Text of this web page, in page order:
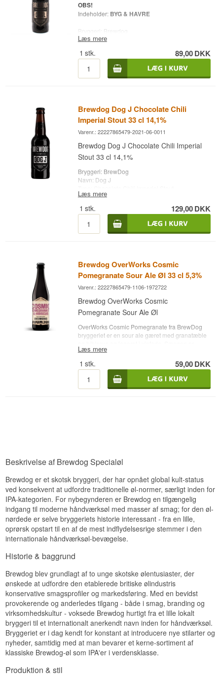
OBS!
Indeholder: BYG & HAVRE
Bryggeri: Brewdog
Navn: Dog L
Alc. styrke: 10,1 %
Andet: Aged in Cognac & Maple Syrup Barrels
Læs mere
1 stk. 89,00DKK
Brewdog Dog J Chocolate Chili
Imperial Stout 33 cl 14,1%
Varenr.: 22227865479-2021-06-0011
Brewdog Dog J Chocolate Chili Imperial
Stout 33 cl 14,1%
Bryggeri: BrewDog
Navn: Dog J
Alc. styrke: 14,1%
33 cl
Køb Brewdog Dog J Chocolate Chili Imperial
Stout 33 cl 14,1%
Læs mere
1 stk. 129,00DKK
Brewdog OverWorks Cosmic
Pomegranate Sour Ale Øl 33 cl 5,3%
Varenr.: 22227865479-1106-1972722
Brewdog OverWorks Cosmic
Pomegranate Sour Ale Øl
OverWorks Cosmic Pomegranate fra BrewDog
bryggeriet er en sour ale gæret med granatæble
delikat og kompleks. Den har noter af frugt og
blomster og en saftig afrundet sur finish.
Bryggeri: BrewDog
Navn: OverWorks Cosmic Pomegranate
Læs mere
1 stk. 59,00DKK
Beskrivelse af Brewdog Specialøl
Brewdog er et skotsk bryggeri, der har opnået global kult-status
ved konsekvent at udfordre traditionelle øl-normer, særligt inden for
IPA-kategorien. For nybegynderen er Brewdog en tilgængelig
indgang til moderne håndværksøl med masser af smag; for den øl-
nørdede er selve bryggeriets historie interessant - fra en lille,
oprørsk opstart til en af de mest indflydelsesrige stemmer i den
internationale håndværksøl-bevægelse.
Historie & baggrund
Brewdog blev grundlagt af to unge skotske ølentusiaster, der
ønskede at udfordre den etablerede britiske ølindustris
konservative smagsprofiler og markedsføring. Med en bevidst
provokerende og anderledes tilgang - både i smag, branding og
virksomhedskultur - voksede Brewdog hurtigt fra et lille lokalt
bryggeri til et internationalt anerkendt navn inden for håndværksøl.
Bryggeriet er i dag kendt for konstant at introducere nye stilarter og
nyheder, samtidig med at man bevarer et kerne-sortiment af
klassiske Brewdog-øl som IPA'er i verdensklasse.
Produktion & stil